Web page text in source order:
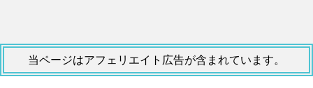
当ページはアフェリエイト広告が含まれています。